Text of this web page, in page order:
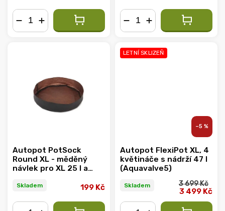
Autopot PotSock
Round XL - měděný
návlek pro XL 25 l a
Skladem 199 Kč
LETNÍ SKLIZEŇ
–5 %
Autopot FlexiPot XL, 4
květináče s nádrží 47 l
(Aquavalve5)
Skladem 3 699 Kč
3 499 Kč